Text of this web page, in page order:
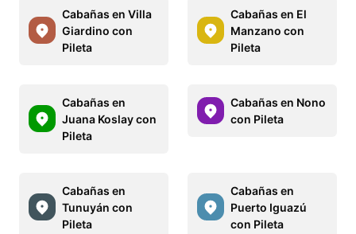
Cabañas en Villa
Giardino con
Pileta
Cabañas en El
Manzano con
Pileta
Cabañas en
Juana Koslay con
Pileta
Cabañas en Nono
con Pileta
Cabañas en
Tunuyán con
Pileta
Cabañas en
Puerto Iguazú
con Pileta